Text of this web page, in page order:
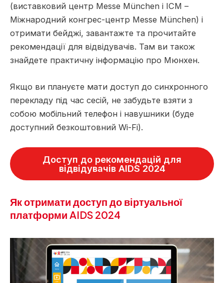
(виставковий центр Messe München і ICM –
Міжнародний конгрес-центр Messe München) і
отримати бейджі, завантажте та прочитайте
рекомендації для відвідувачів. Там ви також
знайдете практичну інформацію про Мюнхен.
Якщо ви плануєте мати доступ до синхронного
перекладу під час сесій, не забудьте взяти з
собою мобільний телефон і навушники (буде
доступний безкоштовний Wi-Fi).
Доступ до рекомендацій для
відвідувачів AIDS 2024
Як отримати доступ до віртуальної
платформи AIDS 2024